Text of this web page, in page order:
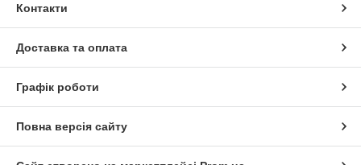
Контакти
Доставка та оплата
Графік роботи
Повна версія сайту